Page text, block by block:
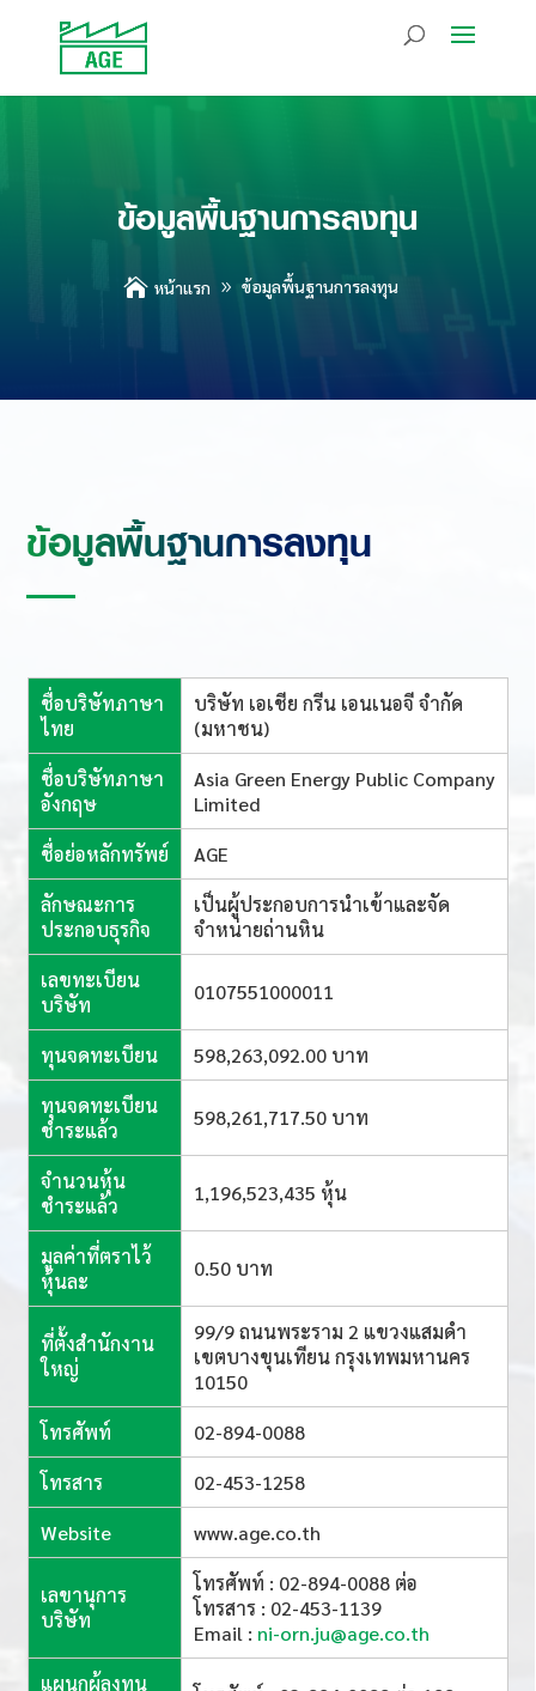
ข้อมูลพื้นฐานการลงทุน
 หน้าแรก ข้อมูลพื้นฐานการลงทุน
ข้อมูลพื้นฐานการลงทุน
ชื่อบริษัทภาษา
ไทย
บริษัท เอเชีย กรีน เอนเนอจี จำกัด
(มหาชน)
ชื่อบริษัทภาษา
อังกฤษ
Asia Green Energy Public Company
Limited
ชื่อย่อหลักทรัพย์
AGE
ลักษณะการ
ประกอบธุรกิจ
เป็นผู้ประกอบการนำเข้าและจัด
จำหน่ายถ่านหิน
เลขทะเบียน
บริษัท
0107551000011
ทุนจดทะเบียน
598,263,092.00 บาท
ทุนจดทะเบียน
ชำระแล้ว
598,261,717.50 บาท
จำนวนหุ้น
ชำระแล้ว
1,196,523,435 หุ้น
มูลค่าที่ตราไว้
หุ้นละ
0.50 บาท
ที่ตั้งสำนักงาน
ใหญ่
99/9 ถนนพระราม 2 แขวงแสมดำ
เขตบางขุนเทียน กรุงเทพมหานคร
10150
โทรศัพท์
02-894-0088
โทรสาร
02-453-1258
Website
www.age.co.th
เลขานุการ
บริษัท
โทรศัพท์ : 02-894-0088 ต่อ
โทรสาร : 02-453-1139
Email : ni-orn.ju@age.co.th
แผนกผู้ลงทุน